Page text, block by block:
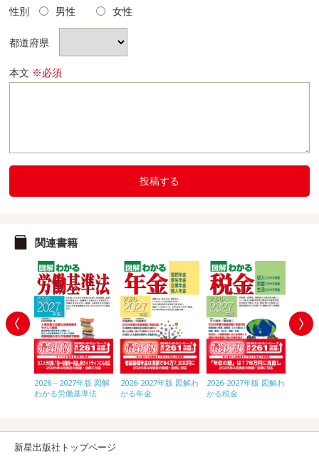
性別 男性 女性
都道府県
本文 ※必須
投稿する
関連書籍
2026－2027年版 図解
わかる労働基準法
2026-2027年版 図解わ
かる年金
2026-2027年版 図解わ
かる税金
新星出版社トップページ